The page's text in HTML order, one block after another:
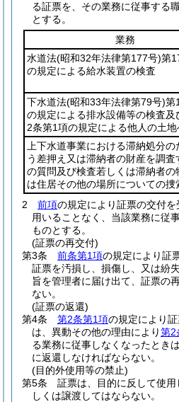
る証票を、その業務に従事する
とする。
業務
水道法(昭和32年法律第177号)第
の規定による給水装置の検査
下水道法(昭和33年法律第79号)第
の規定による排水設備等の検査及
2条第1項の規定による他人の土地
上下水道事業における滞納処分
う差押え又は滞納者の財産を調査
の質問及び検査若しくは滞納者の
は住居その他の場所についての捜
2 前項の規定により証票の交付
用いることなく、当該業務に従
ものとする。
(証票の再交付)
第3条
前条第1項の規定により証
証票を汚損し、損傷し、又は紛
旨を管理者に届け出て、証票の
ない。
(証票の返還)
第4条
第2条第1項の規定により
は、異動その他の理由により第2
る業務に従事しなくなったとき
に返還しなければならない。
(目的外使用等の禁止)
第5条
証票は、目的に反して使
しくは譲渡してはならない。